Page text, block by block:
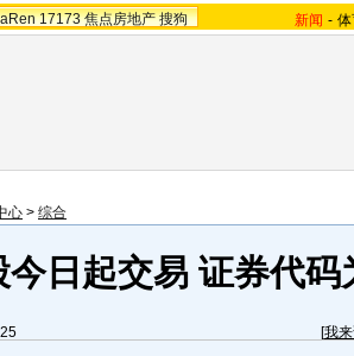
17173 焦点房地产 搜狗 新闻 -
心 > 综合
日起交易 证券代码
[我